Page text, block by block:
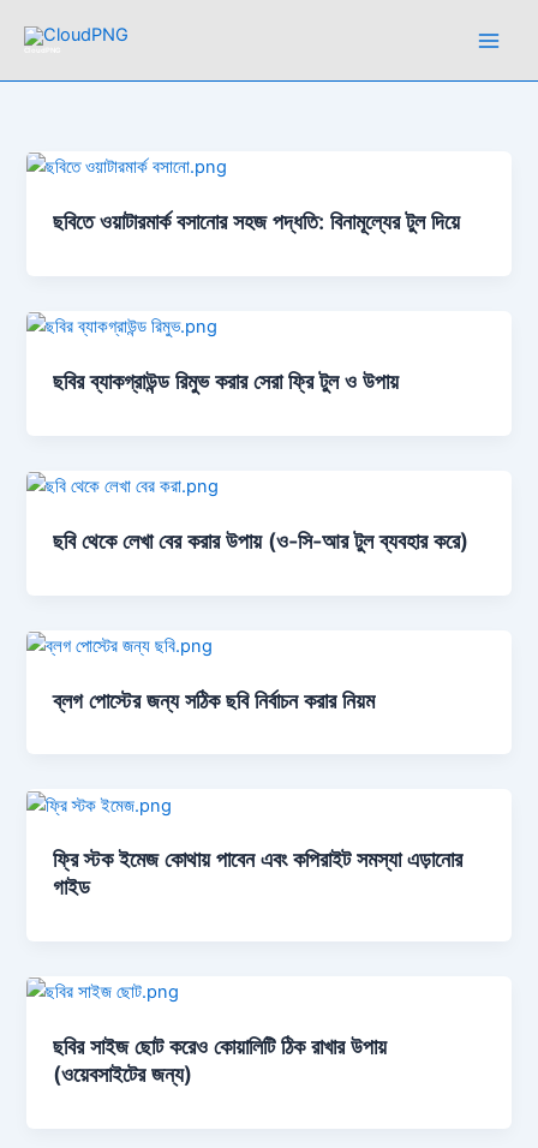
ছবিতে ওয়াটারমার্ক বসানোর সহজ পদ্ধতি: বিনামূল্যের টুল দিয়ে
ছবির ব্যাকগ্রাউন্ড রিমুভ করার সেরা ফ্রি টুল ও উপায়
ছবি থেকে লেখা বের করার উপায় (ও-সি-আর টুল ব্যবহার করে)
ব্লগ পোস্টের জন্য সঠিক ছবি নির্বাচন করার নিয়ম
ফ্রি স্টক ইমেজ কোথায় পাবেন এবং কপিরাইট সমস্যা এড়ানোর
গাইড
ছবির সাইজ ছোট করেও কোয়ালিটি ঠিক রাখার উপায়
(ওয়েবসাইটের জন্য)